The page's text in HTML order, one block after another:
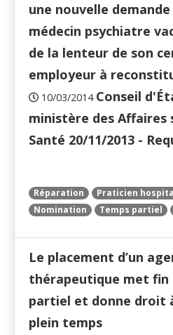
une nouvelle demande
médecin psychiatre
de la lenteur de son
employeur à
10/03/2014 Conseil
ministère des Affaires
Santé 20/11/2013 -
Réparation Praticien
Nomination
Temps partiel
Le placement d’un
thérapeutique met fin
partiel et donne droit
plein temps